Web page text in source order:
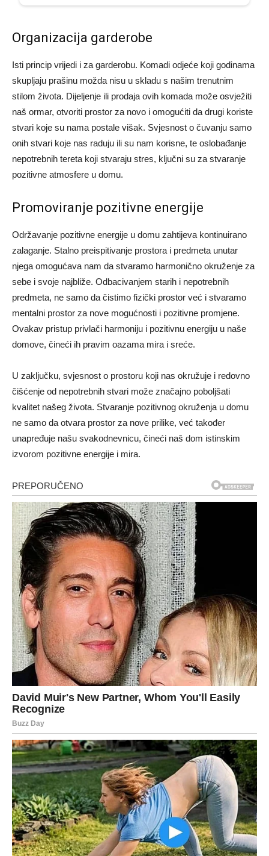
Organizacija garderobe
Isti princip vrijedi i za garderobu. Komadi odjeće koji godinama
skupljaju prašinu možda nisu u skladu s našim trenutnim
stilom života. Dijeljenje ili prodaja ovih komada može osvježiti
naš ormar, otvoriti prostor za novo i omogućiti da drugi koriste
stvari koje su nama postale višak. Svjesnost o čuvanju samo
onih stvari koje nas raduju ili su nam korisne, te oslobađanje
nepotrebnih tereta koji stvaraju stres, ključni su za stvaranje
pozitivne atmosfere u domu.
Promoviranje pozitivne energije
Održavanje pozitivne energije u domu zahtijeva kontinuirano
zalaganje. Stalno preispitivanje prostora i predmeta unutar
njega omogućava nam da stvaramo harmonično okruženje za
sebe i svoje najbliže. Odbacivanjem starih i nepotrebnih
predmeta, ne samo da čistimo fizički prostor već i stvaramo
mentalni prostor za nove mogućnosti i pozitivne promjene.
Ovakav pristup privlači harmoniju i pozitivnu energiju u naše
domove, čineći ih pravim oazama mira i sreće.
U zaključku, svjesnost o prostoru koji nas okružuje i redovno
čišćenje od nepotrebnih stvari može značajno poboljšati
kvalitet našeg života. Stvaranje pozitivnog okruženja u domu
ne samo da otvara prostor za nove prilike, već također
unapređuje našu svakodnevnicu, čineći naš dom istinskim
izvorom pozitivne energije i mira.